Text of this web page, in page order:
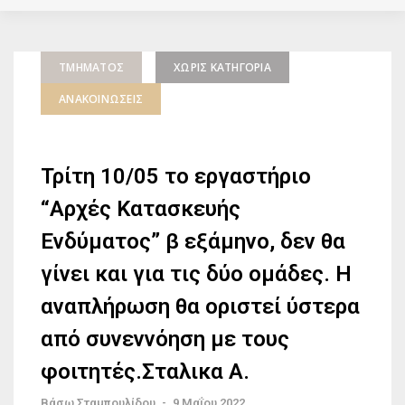
ΤΜΉΜΑΤΟΣ ΧΩΡΊΣ ΚΑΤΗΓΟΡΊΑ
ΑΝΑΚΟΙΝΏΣΕΙΣ
Τρίτη 10/05 το εργαστήριο
“Αρχές Κατασκευής
Ενδύματος” β εξάμηνο, δεν θα
γίνει και για τις δύο ομάδες. Η
αναπλήρωση θα οριστεί ύστερα
από συνεννόηση με τους
φοιτητές.Σταλικα Α.